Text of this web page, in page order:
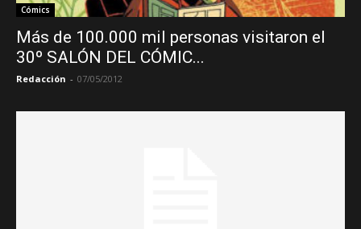
Cómics
Más de 100.000 mil personas visitaron el
30º SALÓN DEL CÓMIC...
Redacción - 07/05/2012